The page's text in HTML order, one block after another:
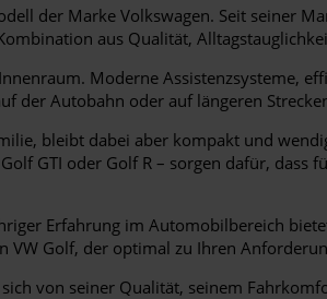
der Marke Volkswagen. Seit seiner
aus Qualität,
Moderne Assistenzsysteme,
der Autobahn oder auf längeren
bleibt dabei aber kompakt und
GTI oder Golf R – sorgen dafür, dass
Erfahrung im Automobilbereich
VW Golf, der optimal zu Ihren
von seiner Qualität, seinem